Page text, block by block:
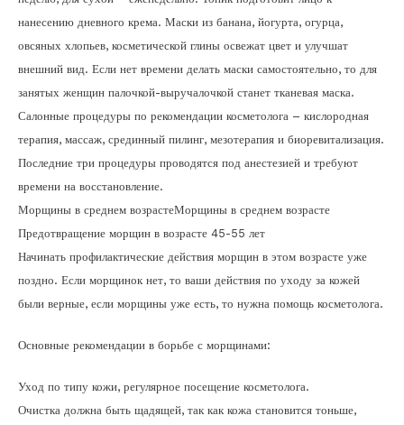
нанесению дневного крема. Маски из банана, йогурта, огурца,
овсяных хлопьев, косметической глины освежат цвет и улучшат
внешний вид. Если нет времени делать маски самостоятельно, то для
занятых женщин палочкой-выручалочкой станет тканевая маска.
Салонные процедуры по рекомендации косметолога – кислородная
терапия, массаж, срединный пилинг, мезотерапия и биоревитализация.
Последние три процедуры проводятся под анестезией и требуют
времени на восстановление.
Морщины в среднем возрастеМорщины в среднем возрасте
Предотвращение морщин в возрасте 45-55 лет
Начинать профилактические действия морщин в этом возрасте уже
поздно. Если морщинок нет, то ваши действия по уходу за кожей
были верные, если морщины уже есть, то нужна помощь косметолога.
Основные рекомендации в борьбе с морщинами:
Уход по типу кожи, регулярное посещение косметолога.
Очистка должна быть щадящей, так как кожа становится тоньше,